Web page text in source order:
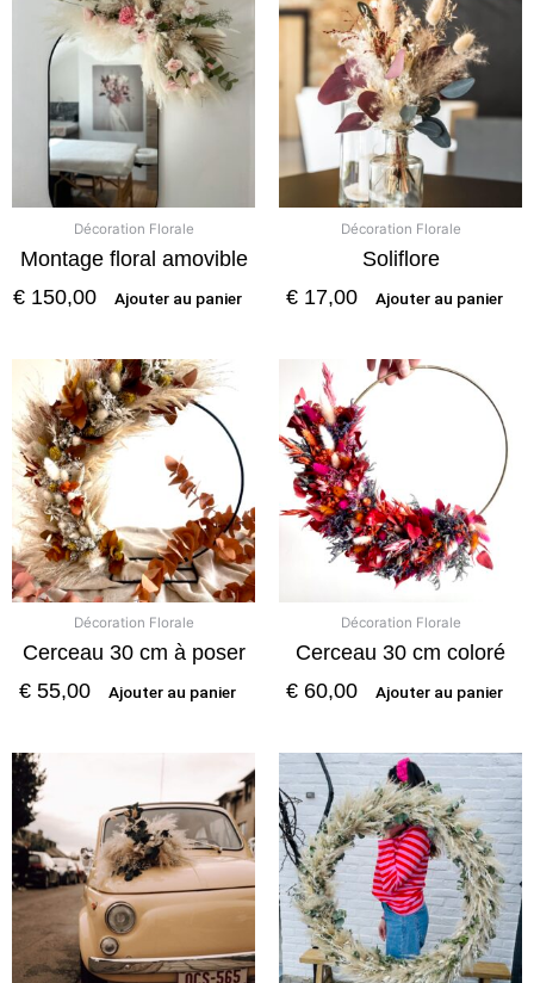
Décoration Florale
Montage floral amovible
€ 150,00 Ajouter au panier
Décoration Florale
Soliflore
€ 17,00 Ajouter au panier
Décoration Florale
Cerceau 30 cm à poser
€ 55,00 Ajouter au panier
Décoration Florale
Cerceau 30 cm coloré
€ 60,00 Ajouter au panier